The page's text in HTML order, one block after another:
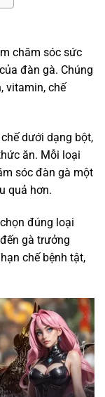
chăm sóc sức
đàn gà. Chúng
vitamin, chế
dưới dạng bột,
ăn. Mỗi loại
sóc đàn gà một
quả hơn.
đúng loại
gà trưởng
chế bệnh tật,